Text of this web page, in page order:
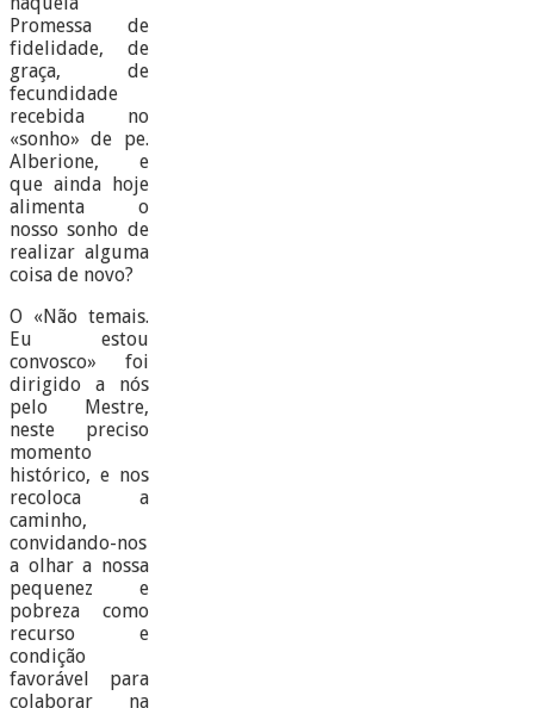
Promessa de
fidelidade, de
graça, de
fecundidade
recebida no
«sonho» de pe.
Alberione, e
que ainda hoje
alimenta o
nosso sonho de
realizar alguma
coisa de novo?
O «Não temais.
Eu estou
convosco» foi
dirigido a nós
pelo Mestre,
neste preciso
momento
histórico, e nos
recoloca a
caminho,
convidando-nos
a olhar a nossa
pequenez e
pobreza como
recurso e
condição
favorável para
colaborar na